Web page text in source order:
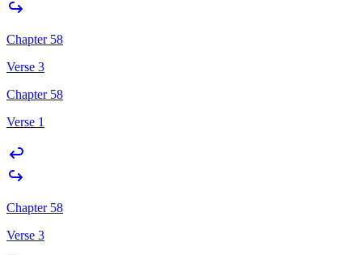
Chapter 58
Verse 3
Chapter 58
Verse 1
Chapter 58
Verse 3